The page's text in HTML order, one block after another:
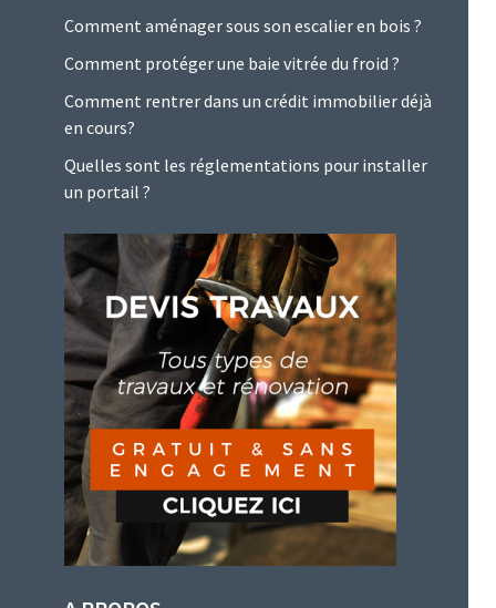
Comment aménager sous son escalier en bois ?
Comment protéger une baie vitrée du froid ?
Comment rentrer dans un crédit immobilier déjà
en cours?
Quelles sont les réglementations pour installer
un portail ?